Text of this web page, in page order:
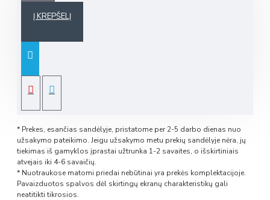
Į KREPŠELĮ
* Prekes, esančias sandėlyje, pristatome per 2-5 darbo dienas nuo
užsakymo pateikimo. Jeigu užsakymo metu prekių sandėlyje nėra, jų
tiekimas iš gamyklos įprastai užtrunka 1-2 savaites, o išskirtiniais
atvejais iki 4-6 savaičių.
* Nuotraukose matomi priedai nebūtinai yra prekės komplektacijoje.
Pavaizduotos spalvos dėl skirtingų ekranų charakteristikų gali
neatitikti tikrosios.